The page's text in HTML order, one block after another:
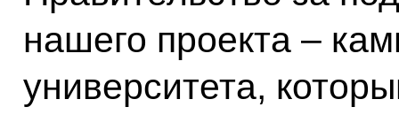
нашего проекта –
университета,